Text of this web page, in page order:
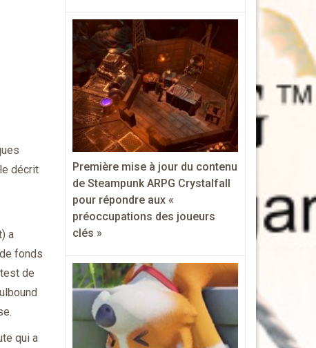
décrit
a
fonds
de
qui a
Première mise à jour du contenu
de Steampunk ARPG Crystalfall
pour répondre aux «
préoccupations des joueurs
clés »